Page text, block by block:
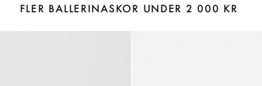
FLER BALLERINASKOR UNDER 2 000 KR